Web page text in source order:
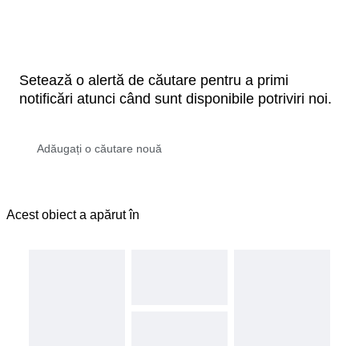
Setează o alertă de căutare pentru a primi
notificări atunci când sunt disponibile potriviri noi.
Acest obiect a apărut în